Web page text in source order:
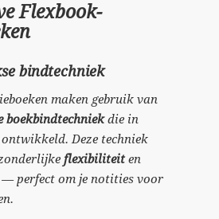
Flexbook-
bindtechniek
maken gebruik van
boekbindtechniekdie in
Deze techniek
flexibiliteiten
perfect om je notities voor